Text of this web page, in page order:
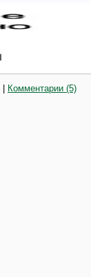
Комментарии (5)